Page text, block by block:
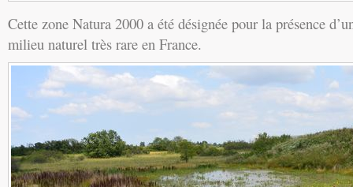
Cette zone Natura 2000 a été désignée pour la présence
milieu naturel très rare en France.